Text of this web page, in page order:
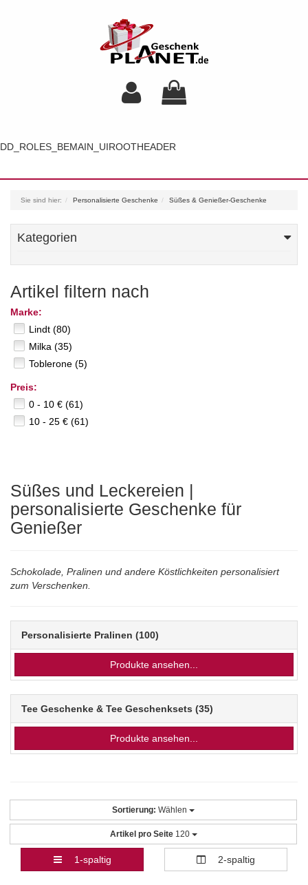
DD_ROLES_BEMAIN_UIROOTHEADER
Sie sind hier: Personalisierte Geschenke Süßes & Genießer-Geschenke
Kategorien
Artikel filtern nach
Marke:
Lindt (80)
Milka (35)
Toblerone (5)
Preis:
0 - 10 € (61)
10 - 25 € (61)
Süßes und Leckereien |
personalisierte Geschenke für
Genießer
Schokolade, Pralinen und andere Köstlichkeiten personalisiert
zum Verschenken.
Personalisierte Pralinen (100)
Produkte ansehen...
Tee Geschenke & Tee Geschenksets (35)
Produkte ansehen...
Sortierung: Wählen
Artikel pro Seite 120
1-spaltig 2-spaltig